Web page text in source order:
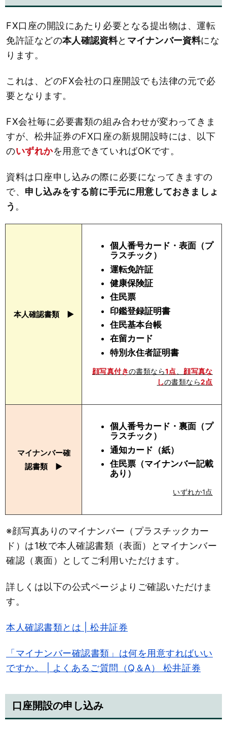
FX口座の開設にあたり必要となる提出物は、運転
免許証などの本人確認資料と マイナンバー資料にな
ります。
これは、どのFX会社の口座開設でも法律の元で必
要となります。
FX会社毎に必要書類の組み合わせが変わってきま
すが、松井証券のFX口座の新規開設時には、以下
のいずれかを用意できていればOKです。
資料は口座申し込みの際に必要になってきますの
で、 申し込みをする前に手元に用意しておきましょ
う 。
本人確認書類 ▶︎
個人番号カード・表面（プ
ラスチック）
運転免許証
健康保険証
住民票
印鑑登録証明書
住民基本台帳
在留カード
特別永住者証明書
顔写真付きの書類なら1点
顔写真な
しの書類なら2点
マイナンバー確
認書類 ▶︎
個人番号カード・裏面（プ
ラスチック）
通知カード（紙）
住民票（マイナンバー記載
あり）
いずれか1点
※顔写真ありのマイナンバー（プラスチックカー
ド）は1枚で本人確認書類（表面）とマイナンバー
確認（裏面）としてご利用いただけます。
詳しくは以下の公式ページよりご確認いただけま
す。
本人確認書類とは | 松井証券
「マイナンバー確認書類」は何を用意すればいい
ですか。 | よくあるご質問（Q＆A） 松井証券
口座開設の申し込み